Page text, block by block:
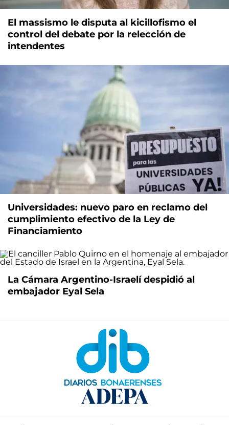
El massismo le disputa al kicillofismo el
control del debate por la relección de
intendentes
Universidades: nuevo paro en reclamo del
cumplimiento efectivo de la Ley de
Financiamiento
La Cámara Argentino-Israelí despidió al
embajador Eyal Sela